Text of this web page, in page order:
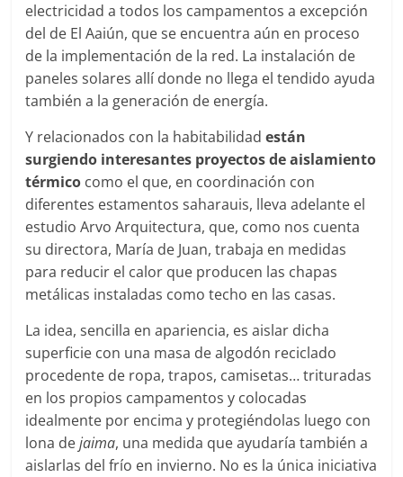
electricidad a todos los campamentos a excepción
del de El Aaiún, que se encuentra aún en proceso
de la implementación de la red. La instalación de
paneles solares allí donde no llega el tendido ayuda
también a la generación de energía.
Y relacionados con la habitabilidadestán
surgiendo interesantes proyectos de aislamiento
térmico como el que, en coordinación con
diferentes estamentos saharauis, lleva adelante el
estudio Arvo Arquitectura, que, como nos cuenta
su directora, María de Juan, trabaja en medidas
para reducir el calor que producen las chapas
metálicas instaladas como techo en las casas.
La idea, sencilla en apariencia, es aislar dicha
superficie con una masa de algodón reciclado
procedente de ropa, trapos, camisetas… trituradas
en los propios campamentos y colocadas
idealmente por encima y protegiéndolas luego con
lona dejaima, una medida que ayudaría también a
aislarlas del frío en invierno. No es la única iniciativa